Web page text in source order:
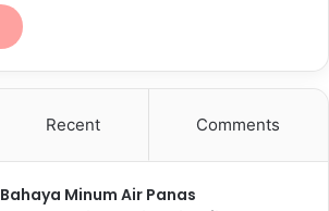
Recent Comments
Bahaya Minum Air Panas